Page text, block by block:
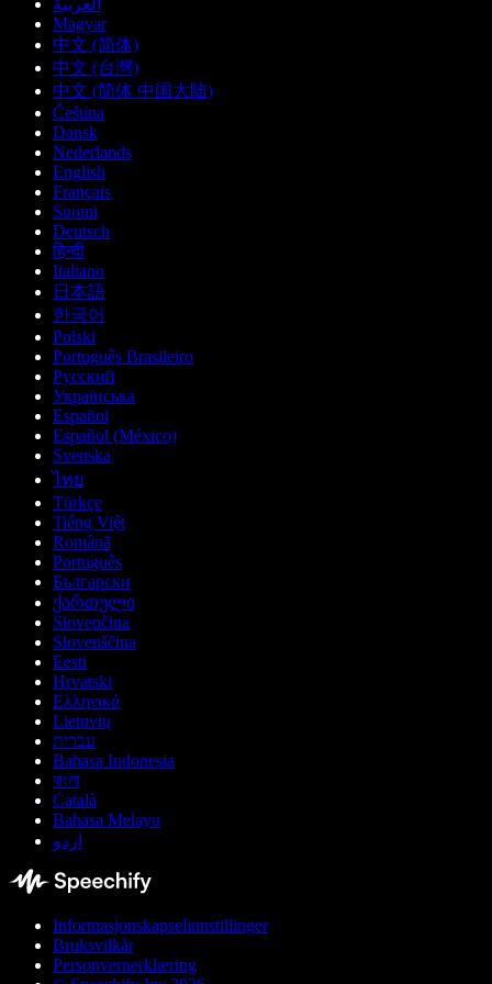
العربية
Magyar
中文 (简体)
中文 (台灣)
中文 (简体 中国大陆)
Čeština
Dansk
Nederlands
English
Français
Suomi
Deutsch
हिन्दी
Italiano
日本語
한국어
Polski
Português Brasileiro
Русский
Українська
Español
Español (México)
Svenska
ไทย
Türkçe
Tiếng Việt
Română
Português
Български
ქართული
Slovenčina
Slovenščina
Eesti
Hrvatski
Ελληνικά
Lietuvių
עברית
Bahasa Indonesia
বাংলা
Català
Bahasa Melayu
اردو
Informasjonskapselinnstillinger
Bruksvilkår
Personvernerklæring